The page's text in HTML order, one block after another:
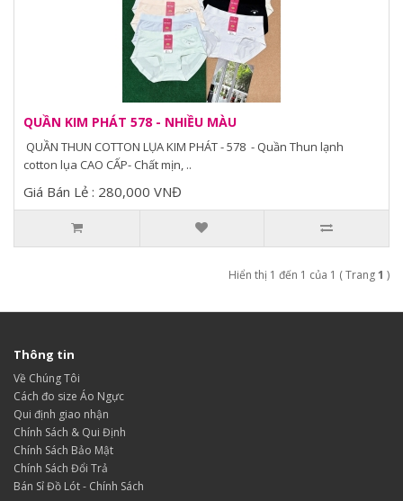
QUẦN KIM PHÁT 578 - NHIỀU MÀU
QUẦN THUN COTTON LỤA KIM PHÁT - 578 - Quần Thun lạnh
cotton lụa CAO CẤP- Chất mịn, ..
Giá Bán Lẻ : 280,000 VNĐ
Hiển thị 1 đến 1 của 1 ( Trang1 )
Thông tin
Về Chúng Tôi
Cách đo size Áo Ngực
Qui định giao nhận
Chính Sách & Qui Định
Chính Sách Bảo Mật
Chính Sách Đổi Trả
Bán Sỉ Đồ Lót - Chính Sách